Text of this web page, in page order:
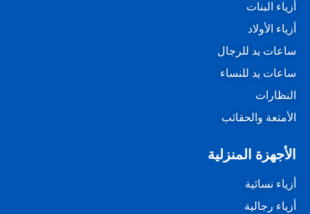
أزياء البنات
أزياء الأولاد
ساعات يد للرجال
ساعات يد للنساء
النظارات
الأمتعة والحقائب
الأجهزة المنزلية
أزياء نسائية
أزياء رجالية